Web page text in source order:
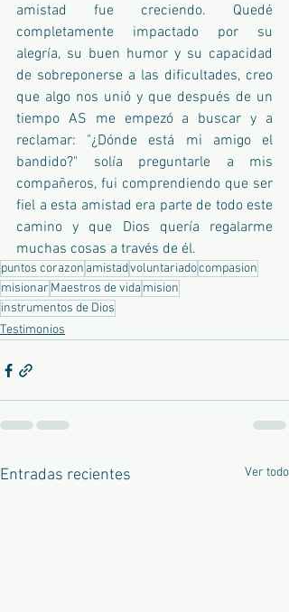
amistad fue creciendo. Quedé
completamente impactado por su
alegría, su buen humor y su capacidad
de sobreponerse a las dificultades, creo
que algo nos unió y que después de un
tiempo AS me empezó a buscar y a
reclamar: "¿Dónde está mi amigo el
bandido?" solía preguntarle a mis
compañeros, fui comprendiendo que ser
fiel a esta amistad era parte de todo este
camino y que Dios quería regalarme
muchas cosas a través de él.
puntos corazon amistadvoluntariadocompasion
misionar Maestros de vida mision
instrumentos de Dios
Testimonios
Entradas recientes Ver todo